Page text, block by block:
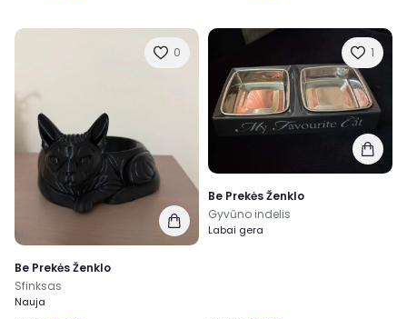
0
Be Prekės Ženklo
Sfinksas
Nauja
1
Be Prekės Ženklo
Gyvūno indelis
Labai gera